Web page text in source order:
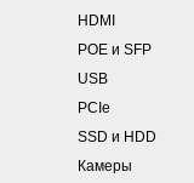
HDMI
POE и SFP
USB
PCIe
SSD и HDD
Камеры